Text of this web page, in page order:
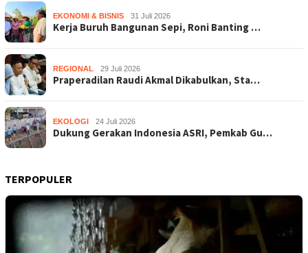
EKONOMI & BISNIS 31 Juli 2026
Kerja Buruh Bangunan Sepi, Roni Banting …
REGIONAL 29 Juli 2026
Praperadilan Raudi Akmal Dikabulkan, Sta…
EKOLOGI 24 Juli 2026
Dukung Gerakan Indonesia ASRI, Pemkab Gu…
TERPOPULER